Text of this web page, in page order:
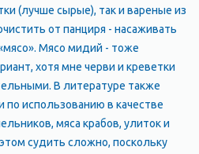
(лучше сырые), так и вареные из
от панциря - насаживать
Мясо мидий - тоже
хотя мне черви и креветки
В литературе также
использованию в качестве
мяса крабов, улиток и
судить сложно, поскольку